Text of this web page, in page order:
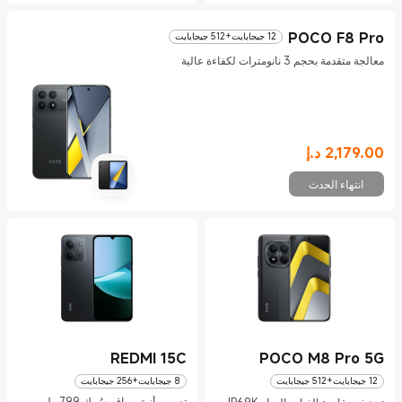
POCO F8 Pro 12 جيجابايت+512 جيجابايت
معالجة متقدمة بحجم 3 نانومترات لكفاءة عالية
2,179.00 د.إCurrent Price د.إ2179
انتهاء الحدث
POCO M8 Pro 5G
12 جيجابايت+512 جيجابايت
REDMI 15C
8 جيجابايت+256 جيجابايت